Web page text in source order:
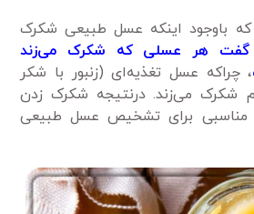
باوجود اینکه عسل طبیعی شکرک
گفت هر عسلی که شکرک می‌زند
، چراکه عسل تغذیه‌ای (زنبور با شکر
می‌زند. درنتیجه شکرک زدن
مناسبی برای تشخیص عسل طبیعی